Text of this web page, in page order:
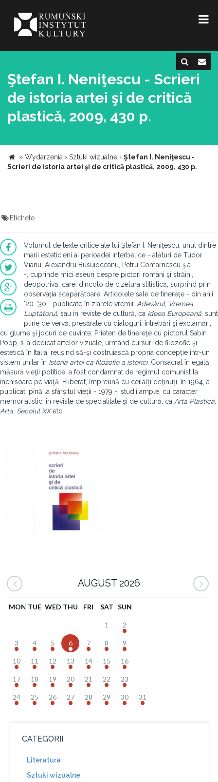
Ştefan I. Neniţescu - Scrieri
de istoria artei şi de critică
plastică, 2009, 430 p.
» Wydarzenia › Sztuki wizualne › Ştefan I. Neniţescu -
Scrieri de istoria artei şi de critică plastică, 2009, 430 p.
Etichete
Volumul de texte critice ale lui Ştefan I. Neniţescu, unul dintre
marii esteticieni ai perioadei interbelice - alături de Tudor
Vianu, Alexandru Busuioceanu, Petru Comarnescu ş.a
-, cuprinde mici eseuri despre pictori români şi străini,
deopotrivă, care, dincolo de cizelura stilistică, surprind prin
observaţia scăpărătoare. Articolele sale de tinereţe - din anii
'20-'30 - publicate în ziarele vremii: Adevărul, Vremea
Luptătorul, sau în reviste de cultură, ca Ideea Europeană , sunt
pline de vervă, presărate cu dialoguri, întrebări şi exclamări,
cu glume şi jocuri de cuvinte. Prieten de tinereţe cu pictorul Sabin
Popp, s-a dedicat artelor vizuale, urmând cursuri de filozofie şi
estetică în Italia, reuşind să-şi costruiască propria concepţie într-un
sistem unitar în Istoria artei ca filozofie a istoriei. Consacrat în egală
măsură vieţii politice, a fost condamnat de regimul comunist la
închisoare pe viaţă. Eliberat, împreună cu ceilalţi deţinuţi, în 1964, a
publicat, pînă la sfârşitul vieţii - 1979 -, studii ample, cu caracter
memorialistic, în reviste de specialitate şi de cultură, ca Arta Plastică
Arta Secolul XXetc.
AUGUST 2026
MON TUE WED THU FRI SAT SUN
1 2
3 4 5 6 7 8 9
10 11 12 13 14 15 16
17 18 19 20 21 22 23
24 25 26 27 28 29 30 31
CATEGORII
Literatura
Sztuki wizualne